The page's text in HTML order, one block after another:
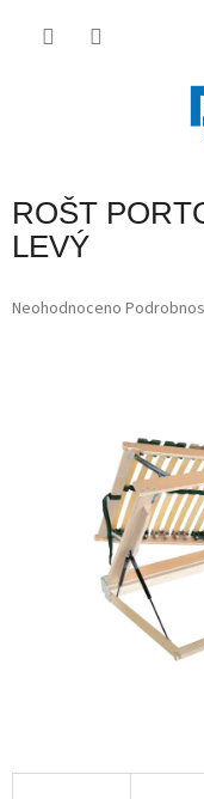
ROŠT
LEVÝ
Průměrné
Neohodnoceno